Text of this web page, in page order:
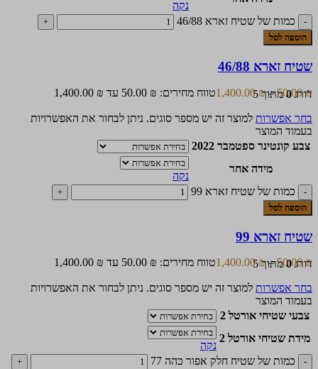
נקה
כמות של שטיח זארא 46/88
הוספה לסל
שטיח זארא 46/88
דורג0מתוך 550.00₪
–
1,400.00₪ טווח מחירים: ⁦50.00 ₪⁩ עד ⁦1,400.00 ₪⁩
בחר אפשרות למוצר זה יש מספר סוגים. ניתן לבחור את האפשרויות
בעמוד המוצר
צבע קונטינר ספטמבר 2022
מידה אחר
נקה
כמות של שטיח זארא 99
הוספה לסל
שטיח זארא 99
דורג0מתוך 550.00₪
–
1,400.00₪ טווח מחירים: ⁦50.00 ₪⁩ עד ⁦1,400.00 ₪⁩
בחר אפשרות למוצר זה יש מספר סוגים. ניתן לבחור את האפשרויות
בעמוד המוצר
צבעי שטיחי אורטל 2
מידת שטיחי אורטל 2
נקה
כמות של שטיח חלק אפור כהה 77